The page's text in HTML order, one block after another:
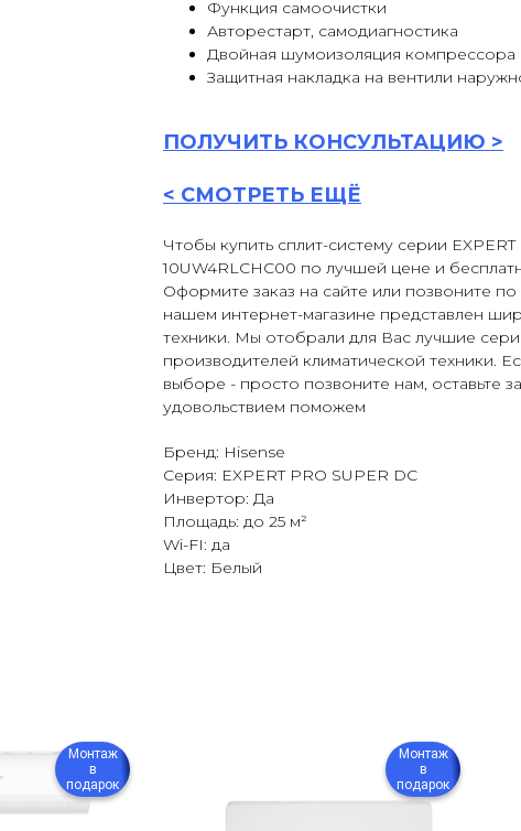
Функция самоочистки
Авторестарт, самодиагностика
Двойная шумоизоляция компрессора
Защитная накладка на вентили
ПОЛУЧИТЬ КОНСУЛЬТАЦИЮ >
< СМОТРЕТЬ ЕЩЁ
Чтобы купить сплит-систему серии
10UW4RLCHC00 по лучшей цене и
Оформите заказ на сайте или позвоните
нашем интернет-магазине представлен
техники. Мы отобрали для Вас лучшие
производителей климатической техники.
выборе - просто позвоните нам, оставьте
удовольствием поможем
Бренд: Hisense
Серия: EXPERT PRO SUPER DC
Инвертор: Да
Площадь: до 25 м²
Wi-FI: да
Цвет: Белый
Монтаж
в
подарок
Монтаж
в
подарок